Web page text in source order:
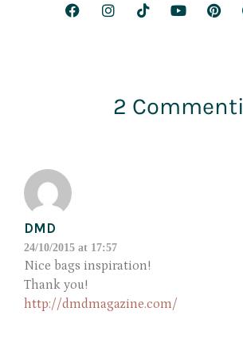
2 Commenti
DMD
24/10/2015 at 17:57
Nice bags inspiration!
Thank you!
http://dmdmagazine.com/